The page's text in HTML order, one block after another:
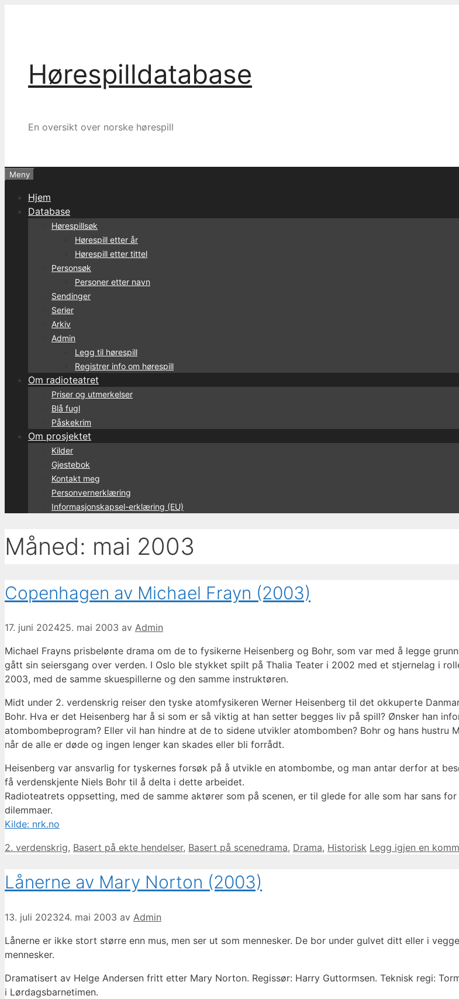
Hørespilldatabase
En oversikt over norske hørespill
Meny
Hjem
Database
Hørespillsøk
Hørespill etter år
Hørespill etter tittel
Personsøk
Personer etter navn
Sendinger
Serier
Arkiv
Admin
Legg til hørespill
Registrer info om hørespill
Om radioteatret
Priser og utmerkelser
Blå fugl
Påskekrim
Om prosjektet
Kilder
Gjestebok
Kontakt meg
Personvernerklæring
Informasjonskapsel-erklæring (EU)
Måned: mai 2003
Copenhagen av Michael Frayn (2003)
17. juni 202425. mai 2003 av Admin
Michael Frayns prisbelønte drama om de to fysikerne Heisenberg og Bohr, som var med å legge
gått sin seiersgang over verden. I Oslo ble stykket spilt på Thalia Teater i 2002 med et stjernelag i
2003, med de samme skuespillerne og den samme instruktøren.
Midt under 2. verdenskrig reiser den tyske atomfysikeren Werner Heisenberg til det okkuperte
Bohr. Hva er det Heisenberg har å si som er så viktig at han setter begges liv på spill? Ønsker han
atombombeprogram? Eller vil han hindre at de to sidene utvikler atombomben? Bohr og hans hustru
når de alle er døde og ingen lenger kan skades eller bli forrådt.
Heisenberg var ansvarlig for tyskernes forsøk på å utvikle en atombombe, og man antar derfor at
få verdenskjente Niels Bohr til å delta i dette arbeidet.
Radioteatrets oppsetting, med de samme aktører som på scenen, er til glede for alle som har sans
dilemmaer.
Kilde: nrk.no
Kategorier
2. verdenskrig, Basert på ekte hendelser, Basert på scenedrama, Drama, Historisk Legg igjen en
Lånerne av Mary Norton (2003)
13. juli 202324. mai 2003 av Admin
Lånerne er ikke stort større enn mus, men ser ut som mennesker. De bor under gulvet ditt eller i
mennesker.
Dramatisert av Helge Andersen fritt etter Mary Norton. Regissør: Harry Guttormsen. Teknisk regi:
i Lørdagsbarnetimen.